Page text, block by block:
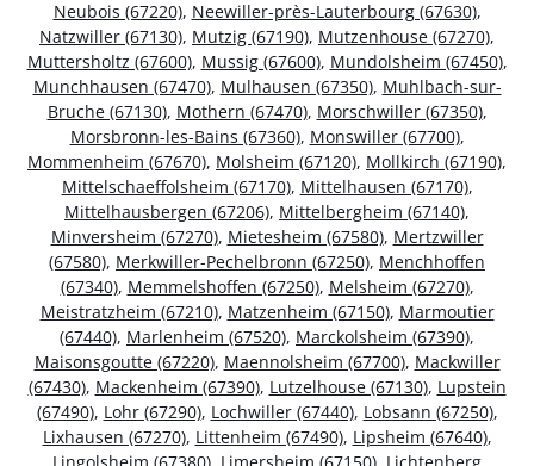
Neubois (67220), Neewiller-près-Lauterbourg (67630),
Natzwiller (67130), Mutzig (67190), Mutzenhouse (67270),
Muttersholtz (67600), Mussig (67600), Mundolsheim (67450),
Munchhausen (67470), Mulhausen (67350), Muhlbach-sur-
Bruche (67130), Mothern (67470), Morschwiller (67350),
Morsbronn-les-Bains (67360), Monswiller (67700),
Mommenheim (67670), Molsheim (67120), Mollkirch (67190),
Mittelschaeffolsheim (67170), Mittelhausen (67170),
Mittelhausbergen (67206), Mittelbergheim (67140),
Minversheim (67270), Mietesheim (67580), Mertzwiller
(67580), Merkwiller-Pechelbronn (67250), Menchhoffen
(67340), Memmelshoffen (67250), Melsheim (67270),
Meistratzheim (67210), Matzenheim (67150), Marmoutier
(67440), Marlenheim (67520), Marckolsheim (67390),
Maisonsgoutte (67220), Maennolsheim (67700), Mackwiller
(67430), Mackenheim (67390), Lutzelhouse (67130), Lupstein
(67490), Lohr (67290), Lochwiller (67440), Lobsann (67250),
Lixhausen (67270), Littenheim (67490), Lipsheim (67640),